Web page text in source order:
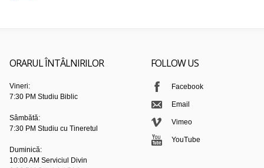
ORARUL ÎNTÂLNIRILOR
Vineri:
7:30 PM Studiu Biblic
Sâmbătă:
7:30 PM Studiu cu Tineretul
Duminică:
10:00 AM Serviciul Divin
FOLLOW US
Facebook
Email
Vimeo
YouTube